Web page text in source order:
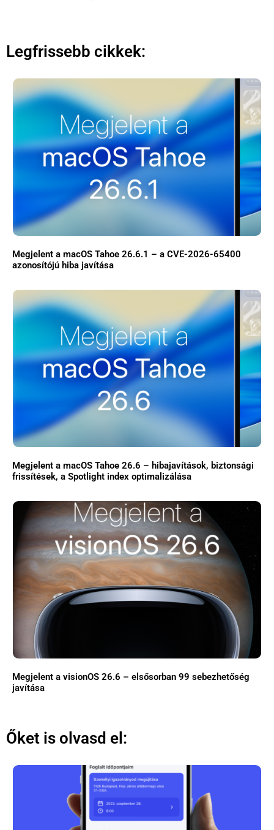
Legfrissebb cikkek:
Megjelent a macOS Tahoe 26.6.1 – a CVE-2026-65400
azonosítójú hiba javítása
Megjelent a macOS Tahoe 26.6 – hibajavítások, biztonsági
frissítések, a Spotlight index optimalizálása
Megjelent a visionOS 26.6 – elsősorban 99 sebezhetőség
javítása
Őket is olvasd el: